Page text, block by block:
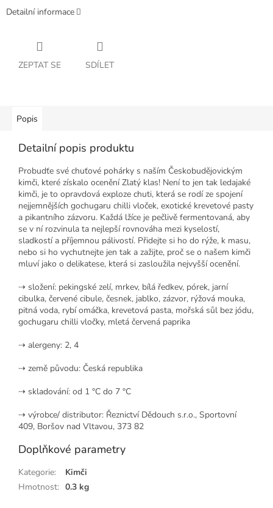
Detailní informace
ZEPTAT SE SDÍLET
Popis
Detailní popis produktu
Probudťe své chuťové pohárky s naším Českobudějovickým
kimči, které získalo ocenění Zlatý klas! Není to jen tak ledajaké
kimči, je to opravdová exploze chuti, která se rodí ze spojení
nejjemnějších gochugaru chilli vloček, exotické krevetové pasty
a pikantního zázvoru. Každá lžíce je pečlivě fermentovaná, aby
se v ní rozvinula ta nejlepší rovnováha mezi kyselostí,
sladkostí a příjemnou pálivostí. Přidejte si ho do rýže, k masu,
nebo si ho vychutnejte jen tak a zažijte, proč se o našem kimči
mluví jako o delikatese, která si zasloužila nejvyšší ocenění.
⇢ složení: pekingské zelí, mrkev, bílá ředkev, pórek, jarní
cibulka, červené cibule, česnek, jablko, zázvor, rýžová mouka,
pitná voda, rybí omáčka, krevetová pasta, mořská sůl bez jódu,
gochugaru chilli vločky, mletá červená paprika
⇢ alergeny: 2, 4
⇢ země původu: Česká republika
⇢ skladování: od 1 °C do 7 °C
⇢ výrobce/ distributor: Řeznictví Dědouch s.r.o., Sportovní
409, Boršov nad Vltavou, 373 82
Doplňkové parametry
Kategorie:
Kimči
Hmotnost: 0.3 kg